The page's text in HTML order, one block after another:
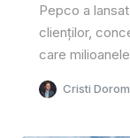
Pepco a
clienților,
care
Cristi